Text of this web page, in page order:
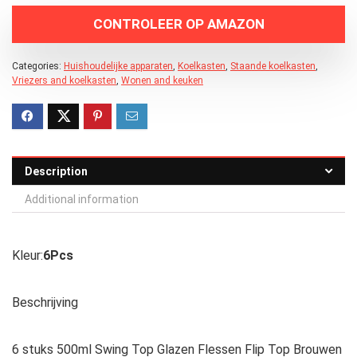
CONTROLEER OP AMAZON
Categories: Huishoudelijke apparaten Koelkasten Staande koelkasten
Vriezers and koelkasten Wonen and keuken
Description
Additional information
Kleur:6Pcs
Beschrijving
6 stuks 500ml Swing Top Glazen Flessen Flip Top Brouwen